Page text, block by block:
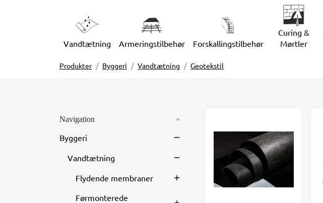
Vandtætning Armeringstilbehør Forskallingstilbehør
Curing &
Mørtler
Produkter Byggeri Vandtætning Geotekstil
Navigation
Byggeri
Vandtætning
Flydende membraner
Førmonterede